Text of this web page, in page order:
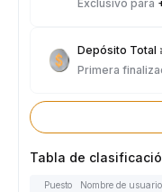
Exclusivo para
Depósito Total
Primera
Tabla de
Puesto Nombre de usuario